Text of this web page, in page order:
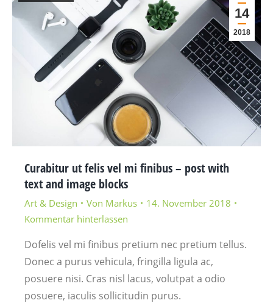
14
2018
Curabitur ut felis vel mi finibus – post with
text and image blocks
Art & Design Von Markus
14. November 2018
Kommentar hinterlassen
Dofelis vel mi finibus pretium nec pretium tellus.
Donec a purus vehicula, fringilla ligula ac,
posuere nisi. Cras nisl lacus, volutpat a odio
posuere, iaculis sollicitudin purus.